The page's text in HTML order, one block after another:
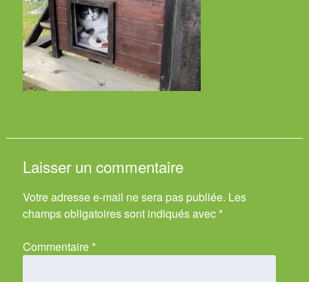
Laisser un commentaire
Votre adresse e-mail ne sera pas publiée. Les
champs obligatoires sont indiqués avec *
Commentaire *